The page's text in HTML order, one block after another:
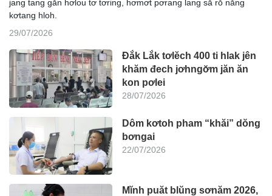
jang tang găn hơlou tơ̆ tơring, hơmơt pơrang lang să rŏ năng
kơtang hloh.
29/07/2026
Đắk Lắk tơlĕch 400 ti hlak jên
khăm đech jơhngơ̆m jăn ăn
kon pơlei
28/07/2026
Dôm kơtoh pham “khăi” dŏng
bơngai
22/07/2026
Mĭnh puăt blŭng sơnăm 2026,